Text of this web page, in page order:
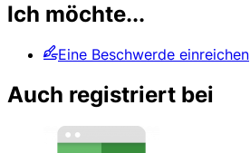
Ich möchte...
Eine Beschwerde einreichen
Auch registriert bei